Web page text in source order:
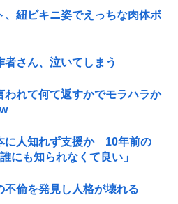
、紐ビキニ姿でえっちな肉体ボ
者さん、泣いてしまう
われて何て返すかでモラハラか
に人知れず支援か 10年前の
にも知られなくて良い」
不倫を発見し人格が壊れる